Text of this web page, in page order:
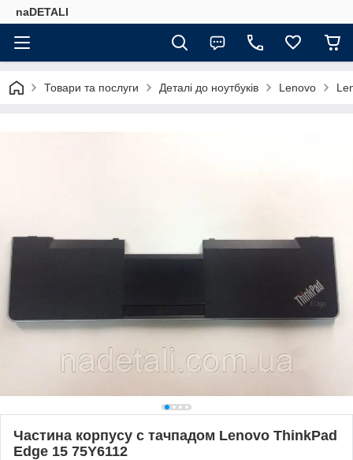
naDETALI
Товари та послуги Деталі до ноутбуків Lenovo
Частина корпусу c тачпадом Lenovo ThinkPad
Edge 15 75Y6112